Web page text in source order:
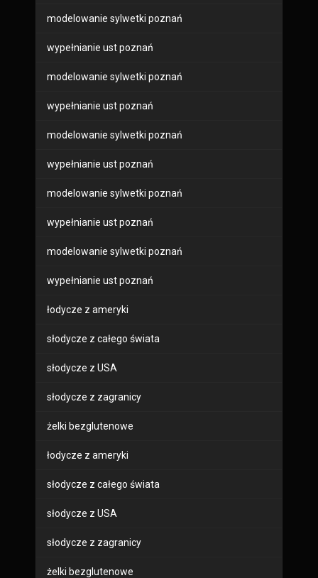
modelowanie sylwetki poznań
wypełnianie ust poznań
modelowanie sylwetki poznań
wypełnianie ust poznań
modelowanie sylwetki poznań
wypełnianie ust poznań
modelowanie sylwetki poznań
wypełnianie ust poznań
modelowanie sylwetki poznań
wypełnianie ust poznań
łodycze z ameryki
słodycze z całego świata
słodycze z USA
słodycze z zagranicy
żelki bezglutenowe
łodycze z ameryki
słodycze z całego świata
słodycze z USA
słodycze z zagranicy
żelki bezglutenowe